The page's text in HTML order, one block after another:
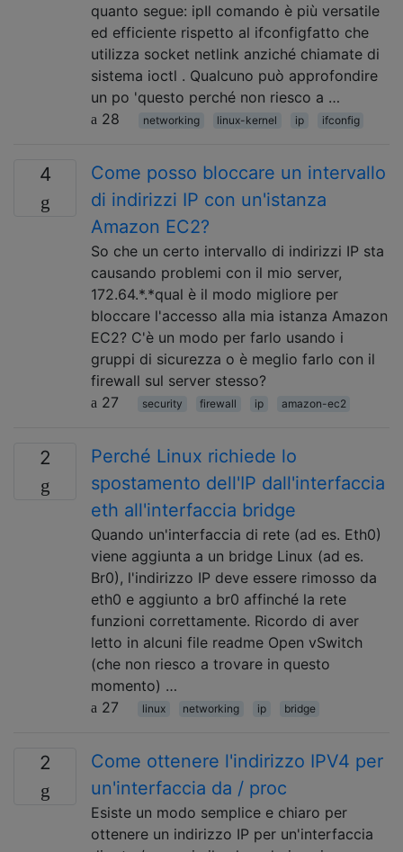
quanto segue: ipIl comando è più versatile
ed efficiente rispetto al ifconfigfatto che
utilizza socket netlink anziché chiamate di
sistema ioctl . Qualcuno può approfondire
un po 'questo perché non riesco a …
28
networking linux-kernel ip ifconfig
4
Come posso bloccare un intervallo
di indirizzi IP con un'istanza
Amazon EC2?
So che un certo intervallo di indirizzi IP sta
causando problemi con il mio server,
172.64.*.*qual è il modo migliore per
bloccare l'accesso alla mia istanza Amazon
EC2? C'è un modo per farlo usando i
gruppi di sicurezza o è meglio farlo con il
firewall sul server stesso?
27
security firewall ip amazon-ec2
2
Perché Linux richiede lo
spostamento dell'IP dall'interfaccia
eth all'interfaccia bridge
Quando un'interfaccia di rete (ad es. Eth0)
viene aggiunta a un bridge Linux (ad es.
Br0), l'indirizzo IP deve essere rimosso da
eth0 e aggiunto a br0 affinché la rete
funzioni correttamente. Ricordo di aver
letto in alcuni file readme Open vSwitch
(che non riesco a trovare in questo
momento) …
27
linux networking ip bridge
2
Come ottenere l'indirizzo IPV4 per
un'interfaccia da / proc
Esiste un modo semplice e chiaro per
ottenere un indirizzo IP per un'interfaccia